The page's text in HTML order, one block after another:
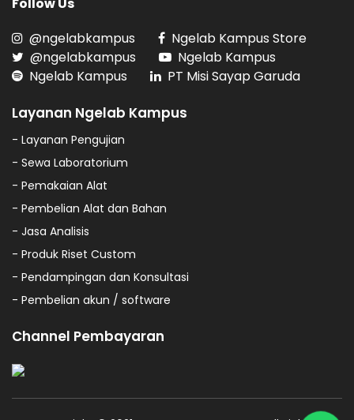
@ngelabkampus
Ngelab Kampus Store
@ngelabkampus
Ngelab Kampus
Ngelab Kampus
PT Misi Sayap Garuda
Layanan Ngelab Kampus
- Layanan Pengujian
- Sewa Laboratorium
- Pemakaian Alat
- Pembelian Alat dan Bahan
- Jasa Analisis
- Produk Riset Custom
- Pendampingan dan Konsultasi
- Pembelian akun / software
Channel Pembayaran